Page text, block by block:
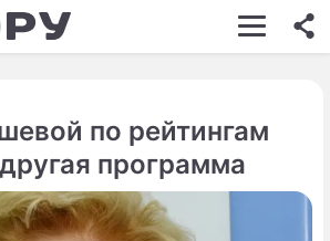
ШОУ-БИЗНЕС
КИНО
НЕДВИЖИМОСТЬ
ЗДОРОВЬЕ
по рейтингам
программа